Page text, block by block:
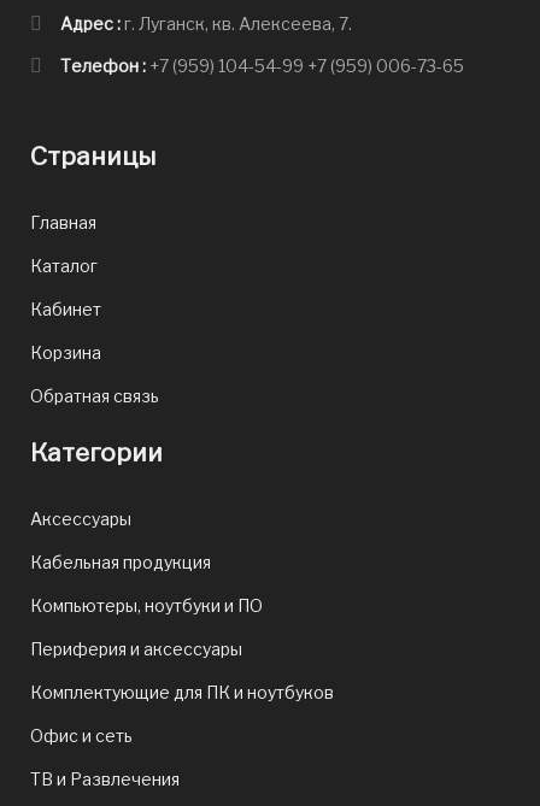
Адрес :г. Луганск, кв. Алексеева, 7.
Телефон : +7 (959) 104-54-99 +7 (959) 006-73-65
Страницы
Главная
Каталог
Кабинет
Корзина
Обратная связь
Категории
Аксессуары
Кабельная продукция
Компьютеры, ноутбуки и ПО
Периферия и аксессуары
Комплектующие для ПК и ноутбуков
Офис и сеть
ТВ и Развлечения